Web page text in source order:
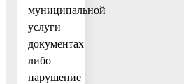
муниципальной
услуги
документах
либо
нарушение